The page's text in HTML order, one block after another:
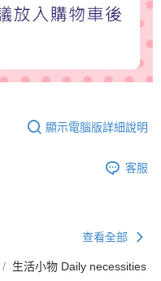
顯示電腦版詳細說明
客服
查看全部
生活小物 Daily necessities